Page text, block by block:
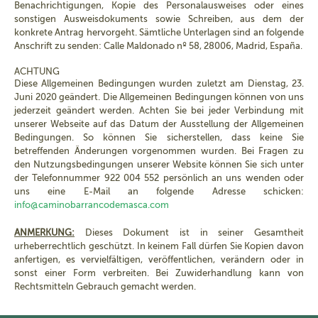
Benachrichtigungen, Kopie des Personalausweises oder eines
sonstigen Ausweisdokuments sowie Schreiben, aus dem der
konkrete Antrag hervorgeht. Sämtliche Unterlagen sind an folgende
Anschrift zu senden: Calle Maldonado nº 58, 28006, Madrid, España.
ACHTUNG
Diese Allgemeinen Bedingungen wurden zuletzt am Dienstag, 23.
Juni 2020 geändert. Die Allgemeinen Bedingungen können von uns
jederzeit geändert werden. Achten Sie bei jeder Verbindung mit
unserer Webseite auf das Datum der Ausstellung der Allgemeinen
Bedingungen. So können Sie sicherstellen, dass keine Sie
betreffenden Änderungen vorgenommen wurden. Bei Fragen zu
den Nutzungsbedingungen unserer Website können Sie sich unter
der Telefonnummer 922 004 552 persönlich an uns wenden oder
uns eine E-Mail an folgende Adresse schicken:
info@caminobarrancodemasca.com
ANMERKUNG: Dieses Dokument ist in seiner Gesamtheit
urheberrechtlich geschützt. In keinem Fall dürfen Sie Kopien davon
anfertigen, es vervielfältigen, veröffentlichen, verändern oder in
sonst einer Form verbreiten. Bei Zuwiderhandlung kann von
Rechtsmitteln Gebrauch gemacht werden.